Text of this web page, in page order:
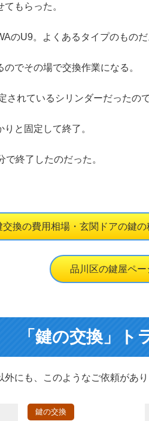
もらった。
のU9。よくあるタイプのものだ
のでその場で交換作業になる。
されているシリンダーだったの
と固定して終了。
で終了したのだった。
交換の費用相場・玄関ドアの鍵
品川区の鍵屋ペー
「鍵の交換」ト
外にも、このようなご依頼があり
鍵の交換